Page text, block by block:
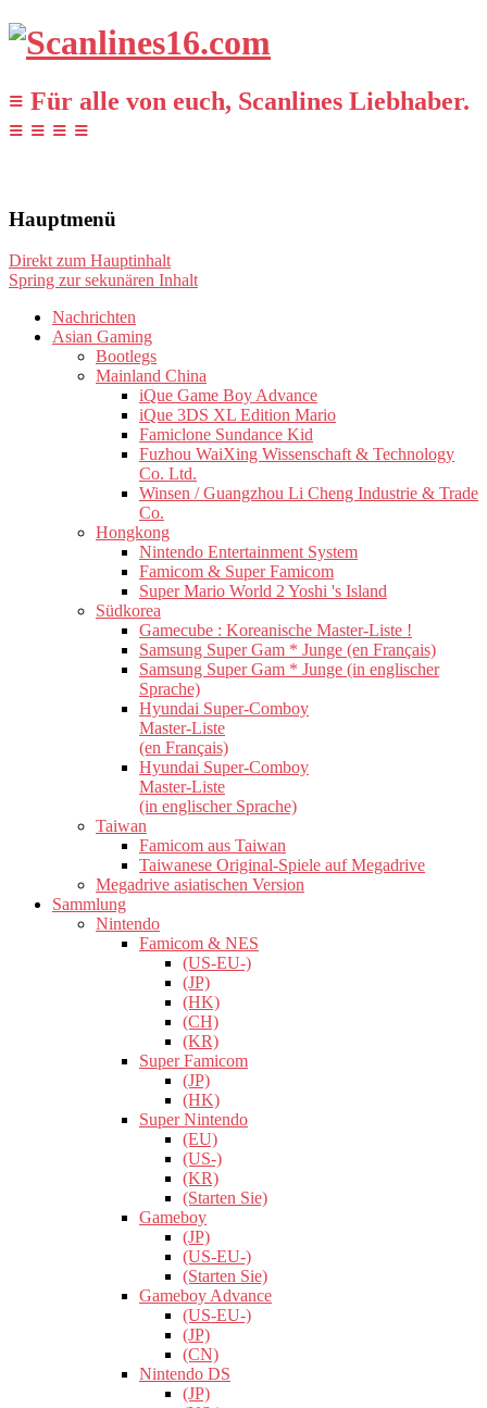
≡ Für alle von euch, Scanlines Liebhaber.
≡ ≡ ≡ ≡
Hauptmenü
Direkt zum Hauptinhalt
Spring zur sekunären Inhalt
Nachrichten
Asian Gaming
Bootlegs
Mainland China
iQue Game Boy Advance
iQue 3DS XL Edition Mario
Famiclone Sundance Kid
Fuzhou WaiXing Wissenschaft & Technology
Co. Ltd.
Winsen / Guangzhou Li Cheng Industrie & Trade
Co.
Hongkong
Nintendo Entertainment System
Famicom & Super Famicom
Super Mario World 2 Yoshi 's Island
Südkorea
Gamecube : Koreanische Master-Liste !
Samsung Super Gam * Junge (en Français)
Samsung Super Gam * Junge (in englischer
Sprache)
Hyundai Super-Comboy
Master-Liste
(en Français)
Hyundai Super-Comboy
Master-Liste
(in englischer Sprache)
Taiwan
Famicom aus Taiwan
Taiwanese Original-Spiele auf Megadrive
Megadrive asiatischen Version
Sammlung
Nintendo
Famicom & NES
(US-EU-)
(JP)
(HK)
(CH)
(KR)
Super Famicom
(JP)
(HK)
Super Nintendo
(EU)
(US-)
(KR)
(Starten Sie)
Gameboy
(JP)
(US-EU-)
(Starten Sie)
Gameboy Advance
(US-EU-)
(JP)
(CN)
Nintendo DS
(JP)